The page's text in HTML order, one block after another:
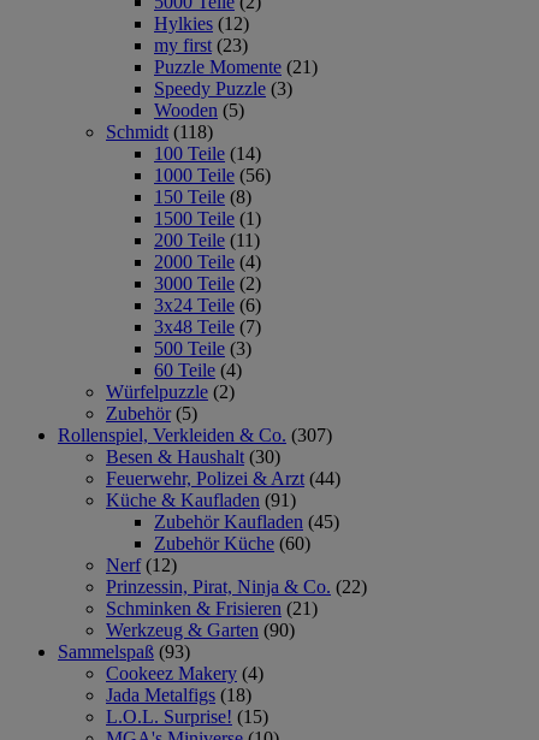
Hylkies (12)
my first (23)
Puzzle Momente (21)
Speedy Puzzle (3)
Wooden (5)
Schmidt (118)
100 Teile (14)
1000 Teile (56)
150 Teile (8)
1500 Teile (1)
200 Teile (11)
2000 Teile (4)
3000 Teile (2)
3x24 Teile (6)
3x48 Teile (7)
500 Teile (3)
60 Teile (4)
Würfelpuzzle (2)
Zubehör (5)
Rollenspiel, Verkleiden & Co. (307)
Besen & Haushalt (30)
Feuerwehr, Polizei & Arzt (44)
Küche & Kaufladen (91)
Zubehör Kaufladen (45)
Zubehör Küche (60)
Nerf (12)
Prinzessin, Pirat, Ninja & Co. (22)
Schminken & Frisieren (21)
Werkzeug & Garten (90)
Sammelspaß (93)
Cookeez Makery (4)
Jada Metalfigs (18)
L.O.L. Surprise! (15)